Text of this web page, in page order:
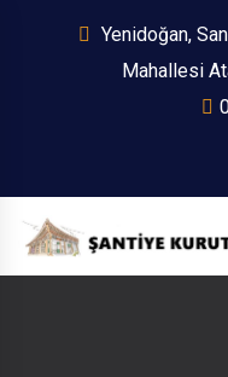
Yenidoğan,
Mahallesi